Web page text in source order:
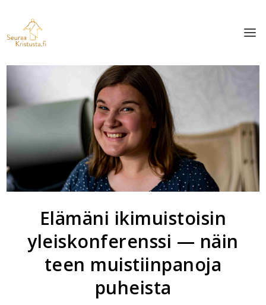
Elämäni ikimuistoisin
yleiskonferenssi — näin
teen muistiinpanoja
puheista